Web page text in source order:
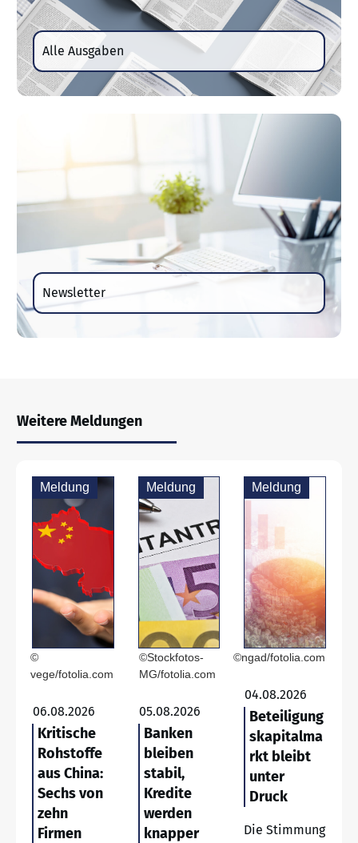
Alle Ausgaben
Newsletter
Weitere Meldungen
Meldung
©
vege/fotolia.com
06.08.2026
Kritische
Rohstoffe
aus China:
Sechs von
zehn
Firmen
Meldung
©Stockfotos-
MG/fotolia.com
05.08.2026
Banken
bleiben
stabil,
Kredite
werden
knapper
Meldung
©ngad/fotolia.com
04.08.2026
Beteiligung
skapitalma
rkt bleibt
unter
Druck
Die Stimmung